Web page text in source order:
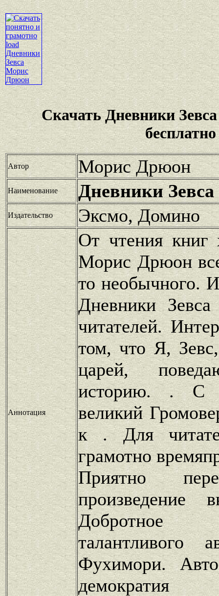
Скачать Дневники
бесплатно
Автор Морис Дрюон
Наименование Дневники Зевса
Издательство Эксмо, Домино
Аннотация
От чтения книг
Морис Дрюон
то необычного.
Дневники
читателей.
том, что Я,
царей,
историю. . С
великий
к . Для
грамотно
Приятно
произведение
Добротное
талантливого
Фухимори.
демократия